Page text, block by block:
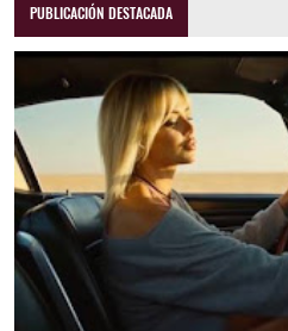
PUBLICACIÓN DESTACADA